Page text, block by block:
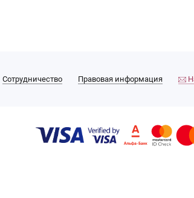
Сотрудничество Правовая информация